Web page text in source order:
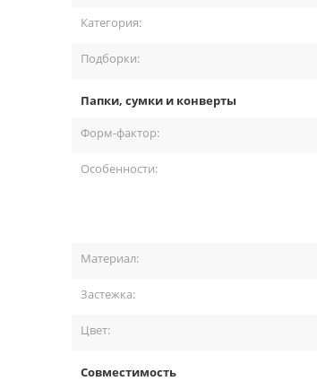
Категория:
Подборки:
Папки, сумки и конверты
Форм-фактор:
Особенности:
Материал:
Застежка:
Цвет:
Совместимость